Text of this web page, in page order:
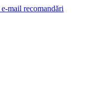
mail recomandări